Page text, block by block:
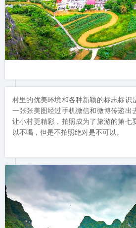
村里的优美环境和各种新颖的标志标识
一张张美图经过手机微信和微博传递出
让小村更精彩，拍照成为了旅游的第七
以不喝，但是不拍照绝对是不可以。